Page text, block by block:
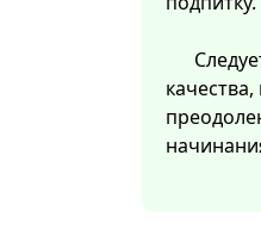
качества,